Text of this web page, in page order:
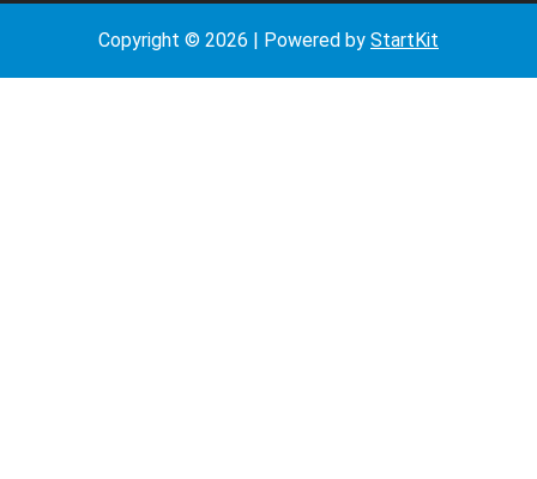
Copyright © 2026 | Powered by StartKit